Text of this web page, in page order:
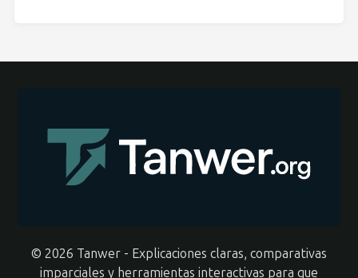
© 2026 Tanwer - Explicaciones claras, comparativas
imparciales y herramientas interactivas para que